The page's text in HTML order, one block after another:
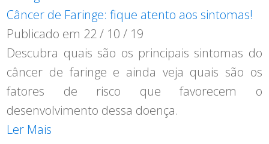
Câncer de Faringe: fique atento aos sintomas!
Publicado em 22 / 10 / 19
Descubra quais são os principais sintomas do
câncer de faringe e ainda veja quais são os
fatores de risco que favorecem o
desenvolvimento dessa doença.
Ler Mais